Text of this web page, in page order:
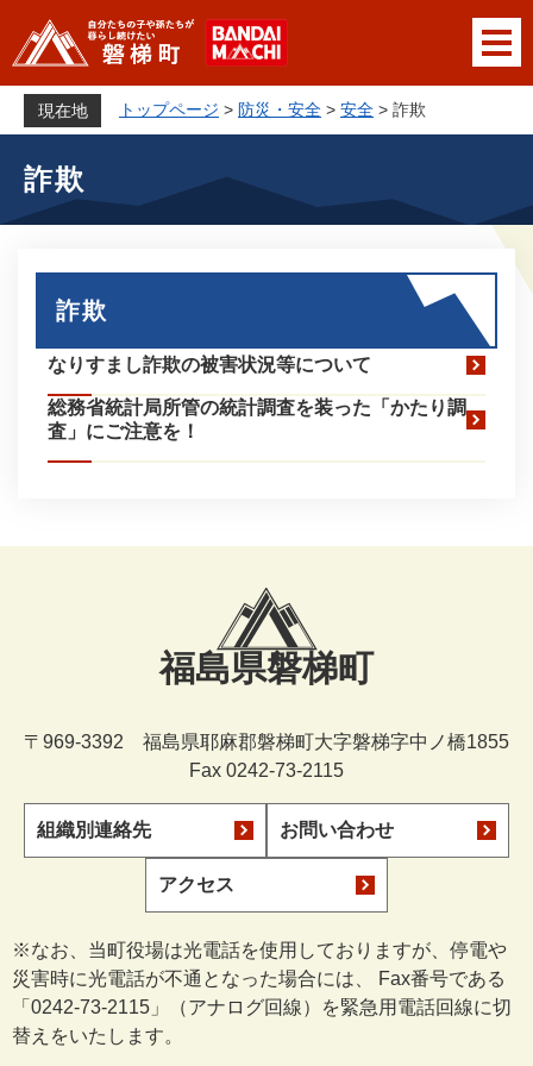
ジ
メニューを飛ばして本文へ
現在地 トップページ > 防災・安全 > 安全 > 詐欺
詐欺
詐欺
なりすまし詐欺の被害状況等について
総務省統計局所管の統計調査を装った「かたり調
査」にご注意を！
福島県磐梯町
〒969-3392 福島県耶麻郡磐梯町大字磐梯字中ノ橋1855
Fax 0242-73-2115
組織別連絡先 お問い合わせ
アクセス
※なお、当町役場は光電話を使用しておりますが、停電や
災害時に光電話が不通となった場合には、 Fax番号である
「0242-73-2115」（アナログ回線）を緊急用電話回線に切
替えをいたします。